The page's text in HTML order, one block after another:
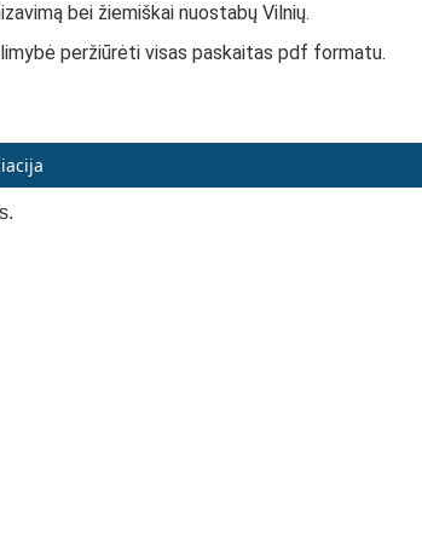
bei žiemiškai nuostabų Vilnių.
peržiūrėti visas paskaitas pdf formatu.